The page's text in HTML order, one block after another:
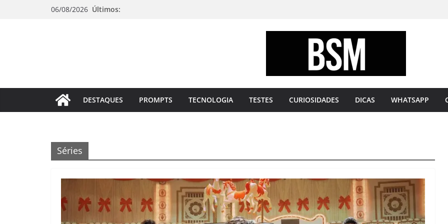
06/08/2026 Últimos:
sua
Mente
DESTAQUES PROMPTS TECNOLOGIA TESTES CURIOSIDADES DICAS WHATSAPP
Séries